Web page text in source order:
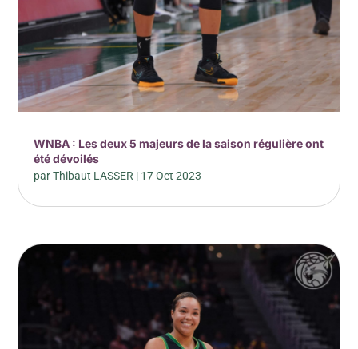
WNBA : Les deux 5 majeurs de la saison régulière ont
été dévoilés
parThibaut LASSER | 17 Oct 2023